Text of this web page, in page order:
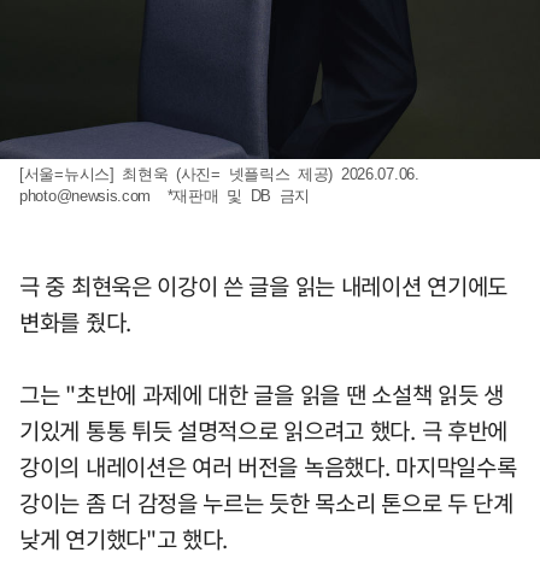
[서울=뉴시스] 최현욱 (사진= 넷플릭스 제공) 2026.07.06.
photo@newsis.com *재판매 및 DB 금지
극 중 최현욱은 이강이 쓴 글을 읽는 내레이션 연기에도
변화를 줬다.
그는 "초반에 과제에 대한 글을 읽을 땐 소설책 읽듯 생
기있게 통통 튀듯 설명적으로 읽으려고 했다. 극 후반에
강이의 내레이션은 여러 버전을 녹음했다. 마지막일수록
강이는 좀 더 감정을 누르는 듯한 목소리 톤으로 두 단계
낮게 연기했다"고 했다.